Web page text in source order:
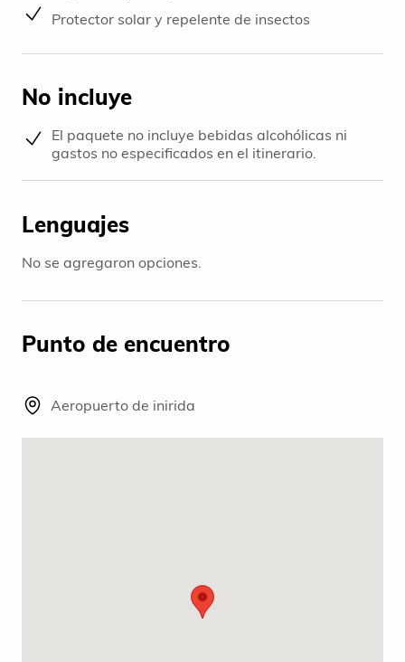
Protector solar y repelente de insectos
No incluye
El paquete no incluye bebidas alcohólicas ni
gastos no especificados en el itinerario.
Lenguajes
No se agregaron opciones.
Punto de encuentro
Aeropuerto de inirida